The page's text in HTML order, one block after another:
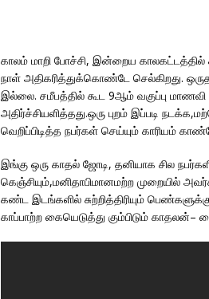
காலம் மாறி போச்சி, இன்றைய காலகட்டத்தில்
நாள் அதிகரித்துக்கொண்டே செல்கிறது.
இல்லை. சமீபத்தில் கூட 9ஆம் வகுப்பு
அதிர்ச்சியளித்தது.ஒரு புறம் இப்படி
வெறிப்பிடித்த நபர்கள் செய்யும் காரியம்
இங்கு ஒரு காதல் ஜோடி, தனியாக சில
கெஞ்சியும்,மனிதாபிமானமற்ற முறையில்
கண்ட இடங்களில் சுற்றித்திரியும்
காப்பாற்ற கையெடுத்து கும்பிடும்